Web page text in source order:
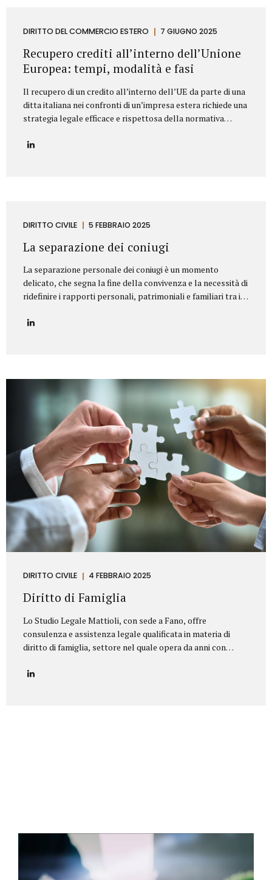
Contract. Oggetto del contratto: chiarezza e dettaglio
preciso e puntuale....
DIRITTO DEL COMMERCIO ESTERO 7 GIUGNO 2025
Recupero crediti all’interno dell’Unione
Europea: tempi, modalità e fasi
Il recupero di un credito all’interno dell’UE da parte di una
ditta italiana nei confronti di un’impresa estera richiede una
strategia legale efficace e rispettosa della normativa
assistenza completa per tutelare i diritti delle imprese
degli interessi maturati e dell’intenzione di agire
spesso risolutiva, mira a evitare...
DIRITTO CIVILE 5 FEBBRAIO 2025
La separazione dei coniugi
La separazione personale dei coniugi è un momento
delicato, che segna la fine della convivenza e la necessità di
ridefinire i rapporti personali, patrimoniali e familiari tra i
assistenza completa e personalizzata in tutte le tipologie
supporto legale e umano per giungere a soluzioni
equilibrate e sostenibili. In particolare, ci occupiamo di:
Consulenza preliminare per comprendere la situazione
familiare e individuare la procedura più adatta...
DIRITTO CIVILE 4 FEBBRAIO 2025
Diritto di Famiglia
Lo Studio Legale Mattioli, con sede a Fano, offre
consulenza e assistenza legale qualificata in materia di
diritto di famiglia, settore nel quale opera da anni con
consolidata, lo Studio affronta con professionalità tutte le